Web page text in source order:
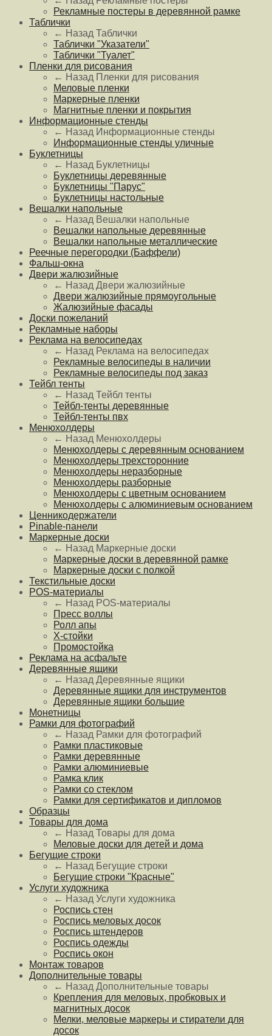
Рекламные постеры в деревянной рамке
Таблички
← Назад Таблички
Таблички "Указатели"
Таблички "Туалет"
Пленки для рисования
← Назад Пленки для рисования
Меловые пленки
Маркерные пленки
Магнитные пленки и покрытия
Информационные стенды
← Назад Информационные стенды
Информационные стенды уличные
Буклетницы
← Назад Буклетницы
Буклетницы деревянные
Буклетницы "Парус"
Буклетницы настольные
Вешалки напольные
← Назад Вешалки напольные
Вешалки напольные деревянные
Вешалки напольные металлические
Реечные перегородки (Баффели)
Фальш-окна
Двери жалюзийные
← Назад Двери жалюзийные
Двери жалюзийные прямоугольные
Жалюзийные фасады
Доски пожеланий
Рекламные наборы
Реклама на велосипедах
← Назад Реклама на велосипедах
Рекламные велосипеды в наличии
Рекламные велосипеды под заказ
Тейбл тенты
← Назад Тейбл тенты
Тейбл-тенты деревянные
Тейбл-тенты пвх
Менюхолдеры
← Назад Менюхолдеры
Менюхолдеры с деревянным основанием
Менюхолдеры трехсторонние
Менюхолдеры неразборные
Менюхолдеры разборные
Менюхолдеры с цветным основанием
Менюхолдеры с алюминиевым основанием
Ценникодержатели
Pinable-панели
Маркерные доски
← Назад Маркерные доски
Маркерные доски в деревянной рамке
Маркерные доски с полкой
Текстильные доски
POS-материалы
← Назад POS-материалы
Пресс воллы
Ролл апы
Х-стойки
Промостойка
Реклама на асфальте
Деревянные ящики
← Назад Деревянные ящики
Деревянные ящики для инструментов
Деревянные ящики большие
Монетницы
Рамки для фотографий
← Назад Рамки для фотографий
Рамки пластиковые
Рамки деревянные
Рамки алюминиевые
Рамка клик
Рамки со стеклом
Рамки для сертификатов и дипломов
Образцы
Товары для дома
← Назад Товары для дома
Меловые доски для детей и дома
Бегущие строки
← Назад Бегущие строки
Бегущие строки "Красные"
Услуги художника
← Назад Услуги художника
Роспись стен
Роспись меловых досок
Роспись штендеров
Роспись одежды
Роспись окон
Монтаж товаров
Дополнительные товары
← Назад Дополнительные товары
Крепления для меловых, пробковых и
магнитных досок
Мелки, меловые маркеры и стиратели для
досок